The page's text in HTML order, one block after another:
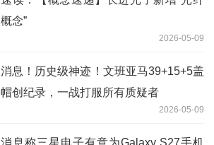
概念”
2026-05-09
消息！历史级神迹！文班亚马39+15+5盖
帽创纪录，一战打服所有质疑者
2026-05-09